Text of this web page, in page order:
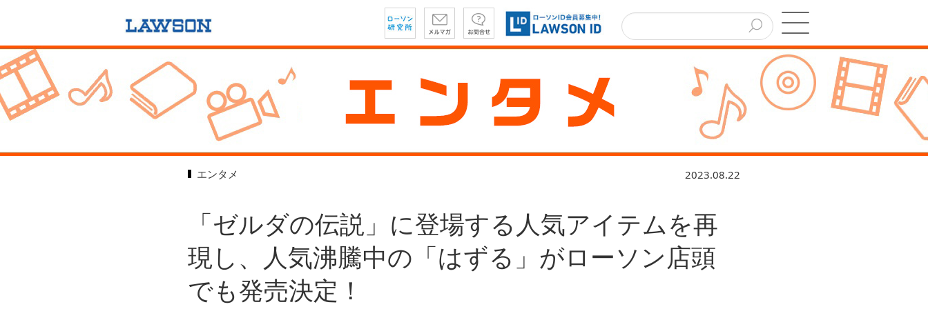
エンタメ 2023.08.22
「ゼルダの伝説」に登場する人気アイテムを再
現し、人気沸騰中の「はずる」がローソン店頭
でも発売決定！